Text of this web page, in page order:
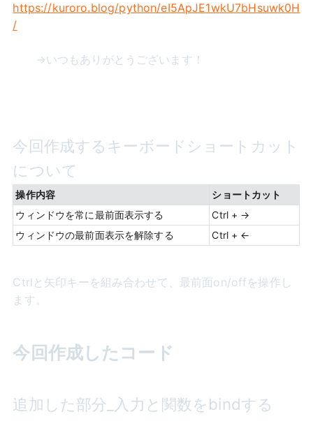
https://kuroro.blog/python/eI5ApJE1wkU7bHsuwk0H
/
→いつもありがとうございます！
今回作成するキーボードショートカット
について
操作内容
ショートカット
ウィンドウを常に最前面表示する
Ctrl + →
ウィンドウの最前面表示を解除する
Ctrl + ←
Ctrlと矢印キーを組み合わせて、最前面on/offを操作し
ます。
今回作成したコード
追加した部分_入力と関数をbindする